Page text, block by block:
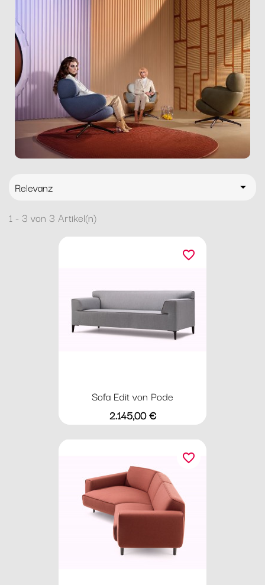
Relevanz 
1 - 3 von 3 Artikel(n)
Sofa Edit von Pode
Preis
2.145,00 €
favorite_border
favorite_border